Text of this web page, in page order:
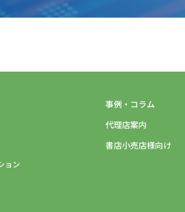
ョン
事例・コラム
代理店案内
書店小売店様向け